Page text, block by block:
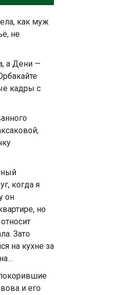
как муж
не
а Дени —
кадры с
когда я
он
но
Зато
на кухне за
и его